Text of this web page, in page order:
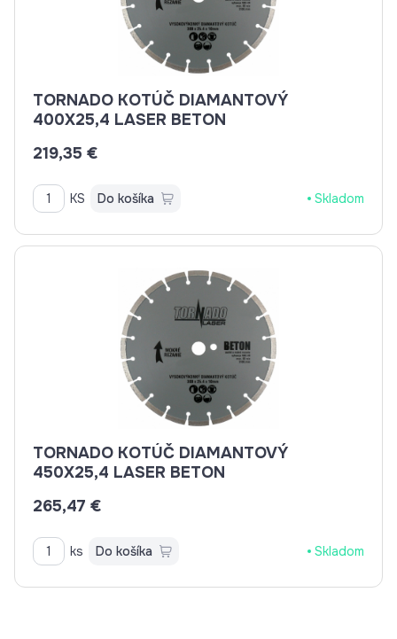
TORNADO KOTÚČ DIAMANTOVÝ
400X25,4 LASER BETON
219,35 €
KS Do košíka Skladom
TORNADO KOTÚČ DIAMANTOVÝ
450X25,4 LASER BETON
265,47 €
ks Do košíka Skladom